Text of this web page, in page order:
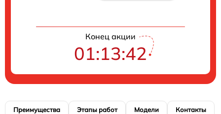
Конец акции
01:13:42
Преимущества Этапы работ Модели Контакты